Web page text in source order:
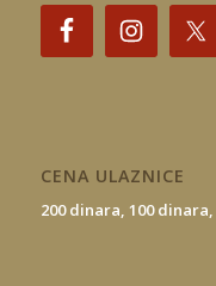
CENA ULAZNICE
200 dinara, 100 dinara,